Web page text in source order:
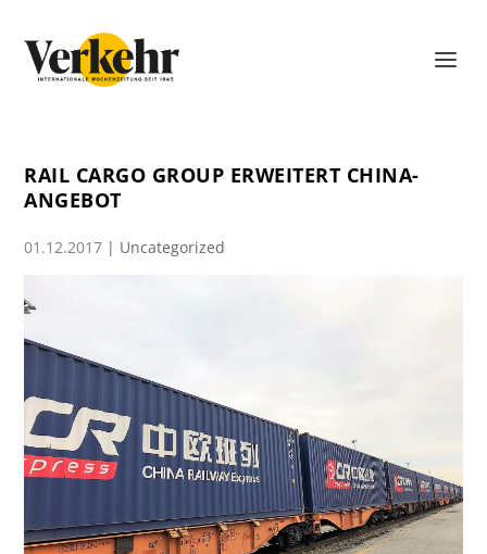
RAIL CARGO GROUP ERWEITERT CHINA-
ANGEBOT
01.12.2017 | Uncategorized